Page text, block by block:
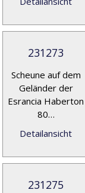
231273
Scheune auf dem
Geländer der
Esrancia Haberton
80…
Detailansicht
231275